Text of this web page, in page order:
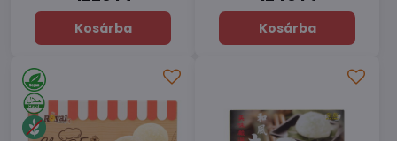
Kosárba Kosárba